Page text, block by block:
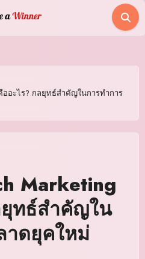
อะไร? กลยุทธ์สำคัญในการทำการ
Marketing
ทธ์สำคัญใน
าดยุคใหม่